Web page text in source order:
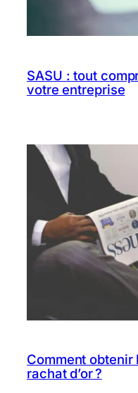
SASU : tout
votre entreprise
Comment obtenir
rachat d’or ?